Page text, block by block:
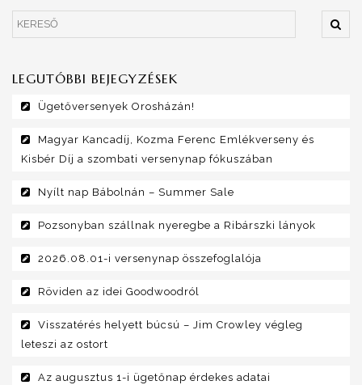
LEGUTÓBBI BEJEGYZÉSEK
Ügetőversenyek Orosházán!
Magyar Kancadíj, Kozma Ferenc Emlékverseny és
Kisbér Díj a szombati versenynap fókuszában
Nyílt nap Bábolnán – Summer Sale
Pozsonyban szállnak nyeregbe a Ribárszki lányok
2026.08.01-i versenynap összefoglalója
Röviden az idei Goodwoodról
Visszatérés helyett búcsú – Jim Crowley végleg
leteszi az ostort
Az augusztus 1-i ügetőnap érdekes adatai